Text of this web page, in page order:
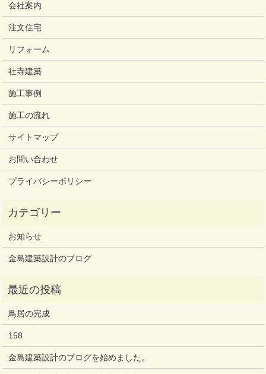
会社案内
注文住宅
リフォーム
社寺建築
施工事例
施工の流れ
サイトマップ
お問い合わせ
プライバシーポリシー
お知らせ
金島建築設計のブログ
鳥居の完成
158
金島建築設計のブログを始めました。